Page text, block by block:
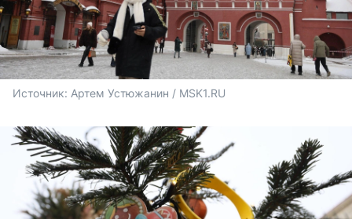
Источник: Артем Устюжанин / MSK1.RU